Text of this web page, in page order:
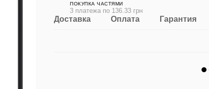
ПОКУПКА ЧАСТЯМИ
3 платежа по 136.33 грн
Доставка Оплата Гарантия